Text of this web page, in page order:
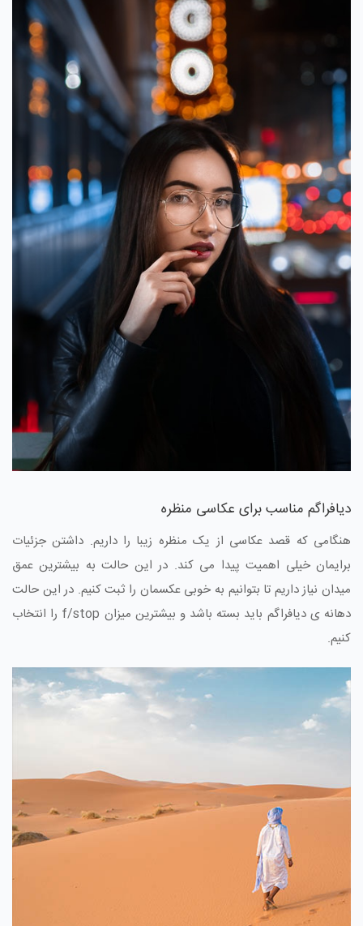
دیافراگم مناسب برای عکاسی منظره
هنگامی که قصد عکاسی از یک منظره زیبا را داریم. داشتن جزئیات
برایمان خیلی اهمیت پیدا می کند. در این حالت به بیشترین عمق
میدان نیاز داریم تا بتوانیم به خوبی عکسمان را ثبت کنیم. در این حالت
دهانه ی دیافراگم باید بسته باشد و بیشترین میزان f/stop را انتخاب
کنیم.